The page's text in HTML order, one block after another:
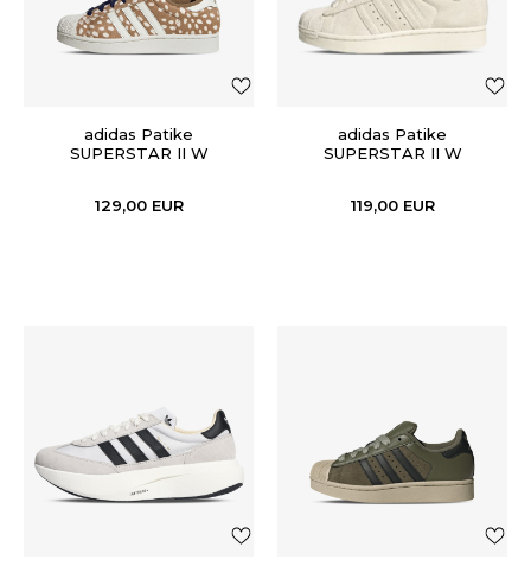
adidas Patike
SUPERSTAR II W
129,00 EUR
adidas Patike
SUPERSTAR II W
119,00 EUR